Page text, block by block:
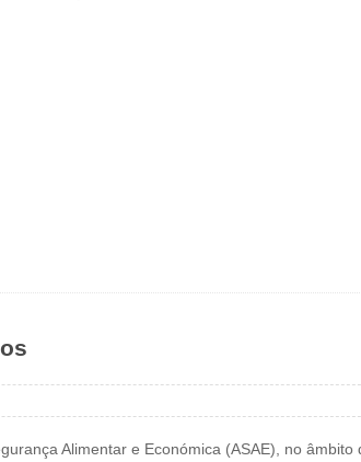
Alimentar e Económica (ASAE), no âmbito